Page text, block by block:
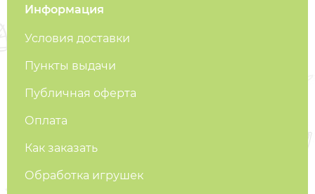
Информация
Условия доставки
Пункты выдачи
Публичная оферта
Оплата
Как заказать
Обработка игрушек